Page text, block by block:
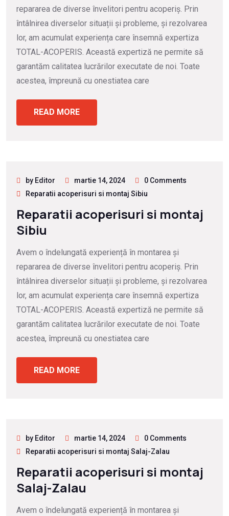
repararea de diverse învelitori pentru acoperiș. Prin
întâlnirea diverselor situații și probleme, și rezolvarea
lor, am acumulat experiența care însemnă expertiza
TOTAL-ACOPERIS. Această expertiză ne permite să
garantăm calitatea lucrărilor executate de noi. Toate
acestea, împreună cu onestiatea care
READ MORE
by Editor martie 14, 2024
0 Comments
Reparatii acoperisuri si montaj Sibiu
Reparatii acoperisuri si montaj
Sibiu
Avem o îndelungată experiență în montarea și
repararea de diverse învelitori pentru acoperiș. Prin
întâlnirea diverselor situații și probleme, și rezolvarea
lor, am acumulat experiența care însemnă expertiza
TOTAL-ACOPERIS. Această expertiză ne permite să
garantăm calitatea lucrărilor executate de noi. Toate
acestea, împreună cu onestiatea care
READ MORE
by Editor martie 14, 2024
0 Comments
Reparatii acoperisuri si montaj Salaj-Zalau
Reparatii acoperisuri si montaj
Salaj-Zalau
Avem o îndelungată experiență în montarea și